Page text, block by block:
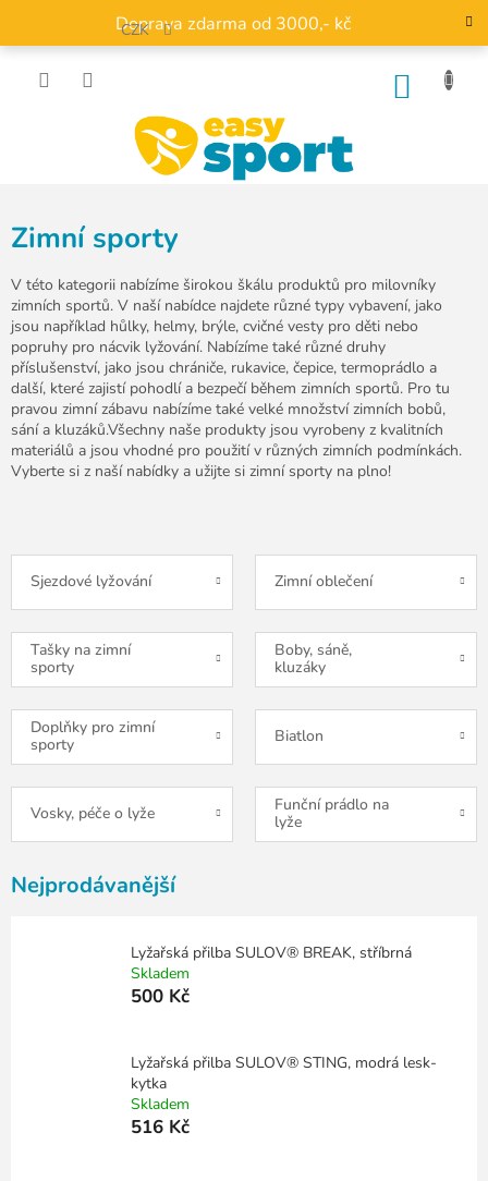
obsah
Doprava zdarma od 3000,- kč
CZK
Zimní sporty
V této kategorii nabízíme širokou škálu produktů pro milovníky
zimních sportů. V naší nabídce najdete různé typy vybavení, jako
jsou například hůlky, helmy, brýle, cvičné vesty pro děti nebo
popruhy pro nácvik lyžování. Nabízíme také různé druhy
příslušenství, jako jsou chrániče, rukavice, čepice, termoprádlo a
další, které zajistí pohodlí a bezpečí během zimních sportů. Pro tu
pravou zimní zábavu nabízíme také velké množství zimních bobů,
sání a kluzáků.Všechny naše produkty jsou vyrobeny z kvalitních
materiálů a jsou vhodné pro použití v různých zimních podmínkách.
Vyberte si z naší nabídky a užijte si zimní sporty na plno!
Sjezdové lyžování Zimní oblečení
Tašky na zimní
sporty
Boby, sáně,
kluzáky
Doplňky pro zimní
sporty
Biatlon
Vosky, péče o lyže
Funční prádlo na
lyže
Nejprodávanější
Lyžařská přilba SULOV® BREAK, stříbrná
Skladem
500 Kč
Lyžařská přilba SULOV® STING, modrá lesk-
kytka
Skladem
516 Kč